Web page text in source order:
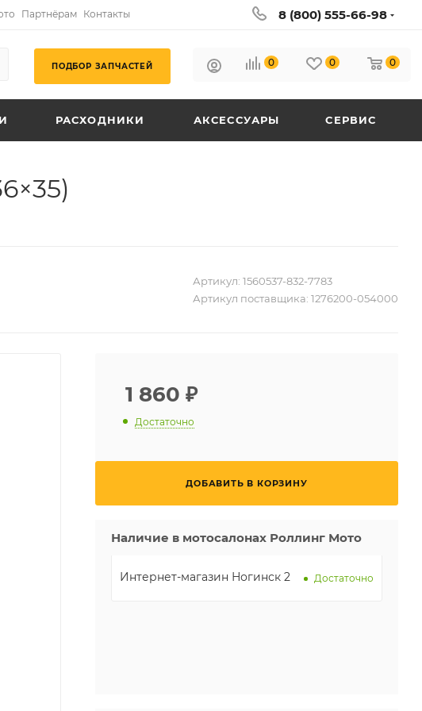
Партнёрам Контакты 8 (800) 555-66-98
ПОДБОР ЗАПЧАСТЕЙ 0 0 0
РАСХОДНИКИ АКСЕССУАРЫ СЕРВИС
Артикул: 1560537-832-7783
Артикул поставщика: 1276200-054000
1 860 ₽
Достаточно
ДОБАВИТЬ В КОРЗИНУ
Наличие в мотосалонах Роллинг Мото
Интернет-магазин Ногинск 2 Достаточно